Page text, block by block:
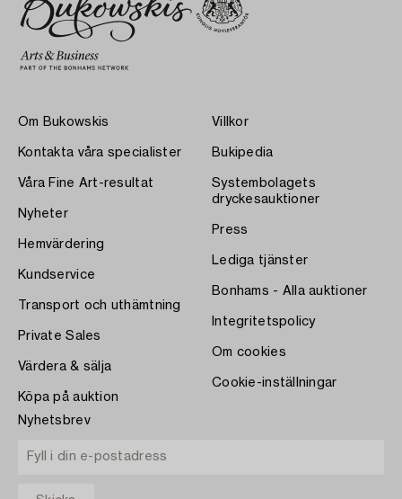
Om Bukowskis
Kontakta våra specialister
Våra Fine Art-resultat
Nyheter
Hemvärdering
Kundservice
Transport och uthämtning
Private Sales
Värdera & sälja
Köpa på auktion
Villkor
Bukipedia
Systembolagets
dryckesauktioner
Press
Lediga tjänster
Bonhams - Alla auktioner
Integritetspolicy
Om cookies
Cookie-inställningar
Nyhetsbrev